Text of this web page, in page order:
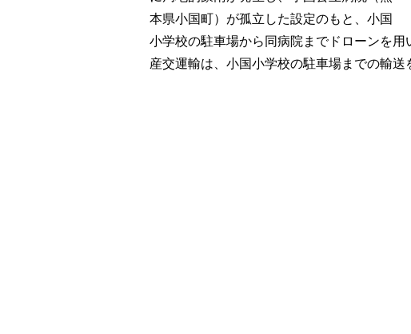
本県小国町）が孤立した設定のもと、小国
小学校の駐車場から同病院までドローンを
産交運輸は、小国小学校の駐車場までの輸送